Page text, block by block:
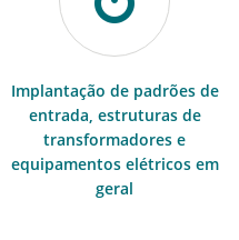
Implantação de padrões de
entrada, estruturas de
transformadores e
equipamentos elétricos em
geral